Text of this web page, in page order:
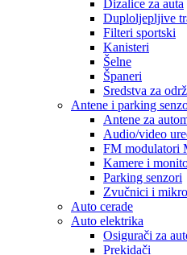
Dizalice za auta
Duploljepljive
Filteri sportski
Kanisteri
Šelne
Španeri
Sredstva za
Antene i parking
Antene za
Audio/video
FM modulatori
Kamere i
Parking senzori
Zvučnici i
Auto cerade
Auto elektrika
Osigurači za
Prekidači